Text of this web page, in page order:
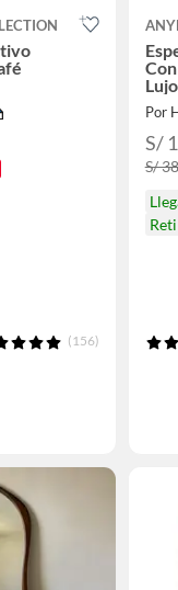
(156)
Por
S/
S/